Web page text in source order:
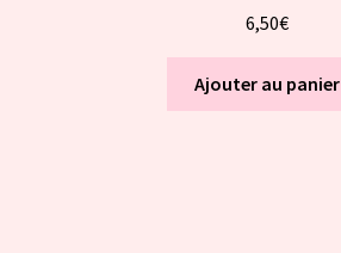
6,50€
Ajouter au panier